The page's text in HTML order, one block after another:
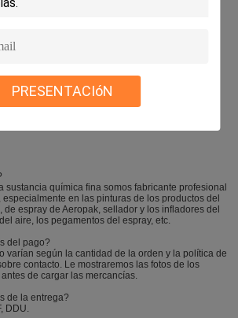
PRESENTACIóN
sustancia química fina somos fabricante profesional
en las pinturas de los productos del
espray de Aeropak, sellador y los infladores del
aire, los pegamentos del espray, etc.
del pago?
varían según la cantidad de la orden y la política de
contacto. Le mostraremos las fotos de los
de cargar las mercancías.
de la entrega?
DDU.